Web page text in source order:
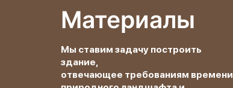
Материалы
Мы ставим задачу построить
здание,
отвечающее требованиям времени,